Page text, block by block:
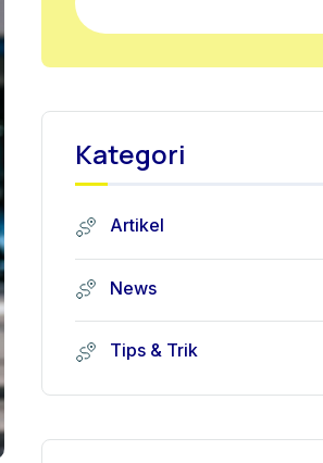
Kategori
Artikel
News
Tips & Trik